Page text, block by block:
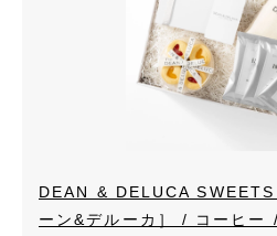
DEAN & DELUCA
ーン&デルーカ］ / コーヒー